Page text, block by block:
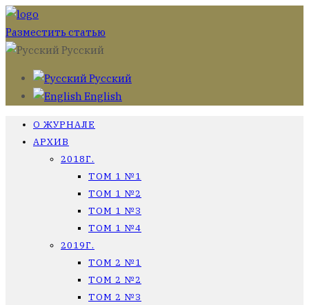
Разместить статью
Русский
Русский
English
О ЖУРНАЛЕ
АРХИВ
2018Г.
ТОМ 1 №1
ТОМ 1 №2
ТОМ 1 №3
ТОМ 1 №4
2019Г.
ТОМ 2 №1
ТОМ 2 №2
ТОМ 2 №3